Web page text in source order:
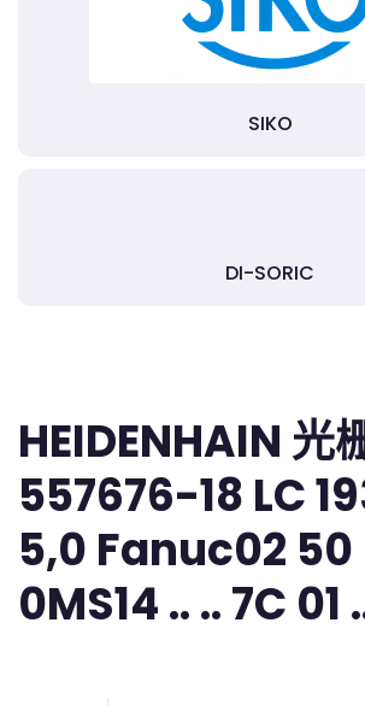
SIKO
DI-SORIC
HEIDENHAIN 光
557676-18 LC
5,0 Fanuc02 50
0MS14 .. .. 7C 01